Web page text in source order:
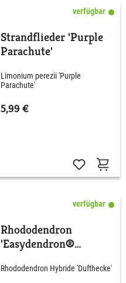
verfügbar
Strandflieder 'Purple
Parachute'
Limonium perezii 'Purple
Parachute'
5,99 €
verfügbar
Rhododendron
'Easydendron®
Rhododendron Hybride 'Dufthecke'